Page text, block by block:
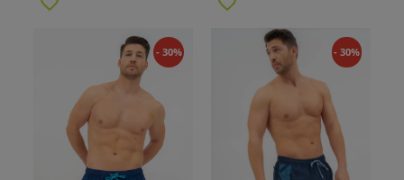
- 30% - 30%